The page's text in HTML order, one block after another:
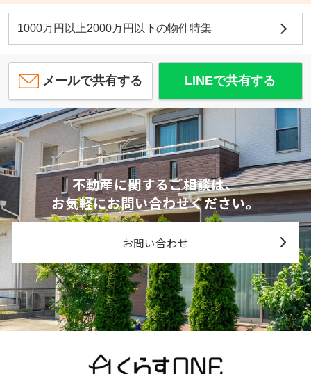
1000万円以上2000万円以下の物件特集
メールで共有する LINEで共有する
不動産に関するご相談は、
お気軽にお問い合わせください。
お問い合わせ